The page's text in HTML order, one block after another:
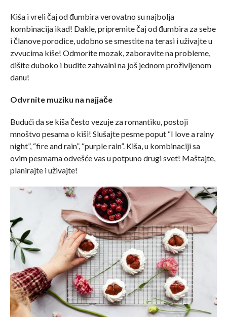
Kiša i vreli čaj od đumbira verovatno su najbolja
kombinacija ikad! Dakle, pripremite čaj od đumbira za sebe
i članove porodice, udobno se smestite na terasi i uživajte u
zvvucima kiše! Odmorite mozak, zaboravite na probleme,
dišite duboko i budite zahvalni na još jednom proživljenom
danu!
Odvrnite muziku na najjače
Budući da se kiša često vezuje za romantiku, postoji
mnoštvo pesama o kiši! Slušajte pesme poput “I love a rainy
night”, “fire and rain”, “purple rain”. Kiša, u kombinaciji sa
ovim pesmama odvešće vas u potpuno drugi svet! Maštajte,
planirajte i uživajte!